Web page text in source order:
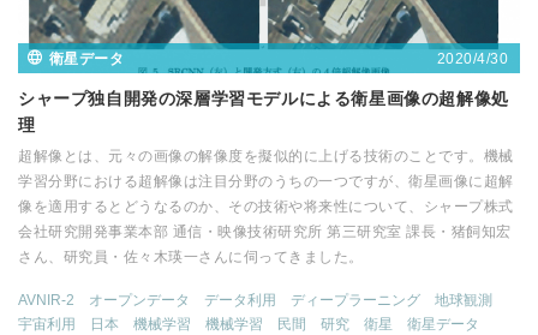
衛星データ 2020/4/30
シャープ独自開発の深層学習モデルによる衛星画像の超解像処
理
超解像とは、元々の画像の解像度を擬似的に上げる技術のことです。機械
学習分野における超解像は注目分野のうちの一つですが、衛星画像に超解
像を適用するとどうなるのか、その技術や将来性について、シャープ株式
会社研究開発事業本部 通信・映像技術研究所 第三研究室 課長・猪飼知宏
さん、研究員・佐々木瑛一さんに伺ってきました。
AVNIR-2 オープンデータ データ利用 ディープラーニング
地球観測
宇宙利用
日本 機械学習 機械学習 民間 研究 衛星
衛星データ